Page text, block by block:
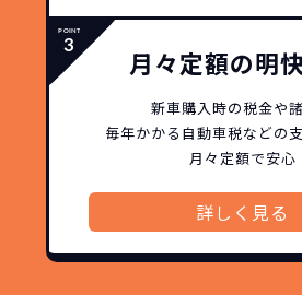
月々定額の明
新車購入時の税金や
毎年かかる自動車税などの
月々定額で安心
詳しく見る